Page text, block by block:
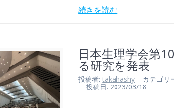
続きを読む
日本生理学会第
る研究を発表
投稿者:takahashy カテゴリ
投稿日: 2023/03/18